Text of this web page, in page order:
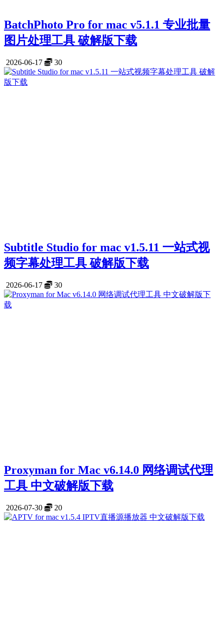
BatchPhoto Pro for mac v5.1.1 专业批量
图片处理工具 破解版下载
2026-06-17 30
Subtitle Studio for mac v1.5.11 一站式视
频字幕处理工具 破解版下载
2026-06-17 30
Proxyman for Mac v6.14.0 网络调试代理
工具 中文破解版下载
2026-07-30 20